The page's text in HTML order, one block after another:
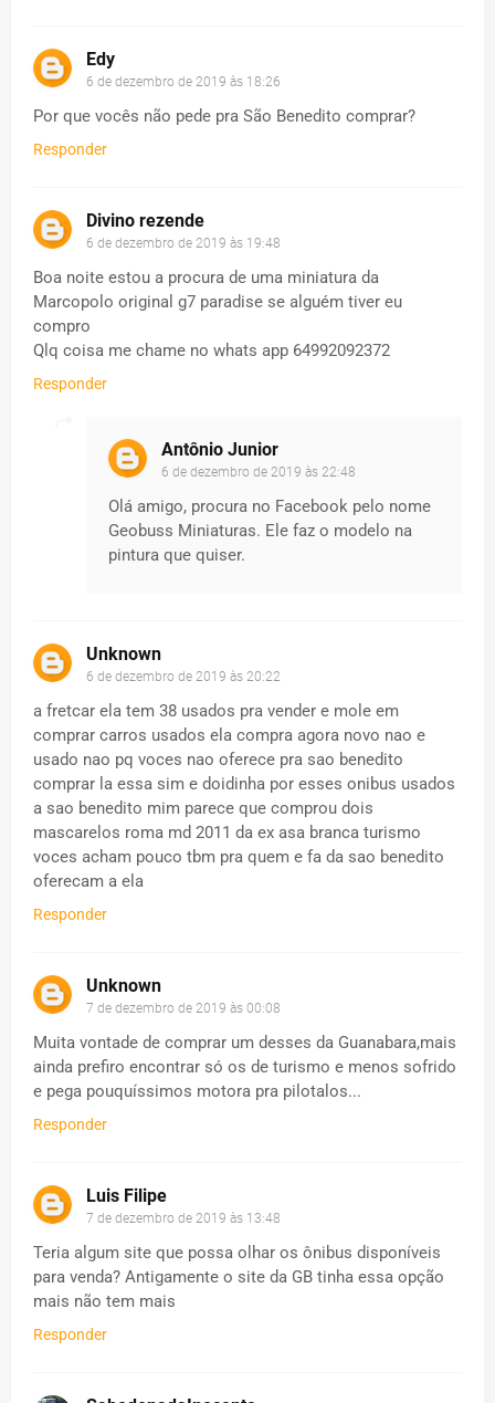
Edy
6 de dezembro de 2019 às 18:26
Por que vocês não pede pra São Benedito comprar?
Responder
Divino rezende
6 de dezembro de 2019 às 19:48
Boa noite estou a procura de uma miniatura da
Marcopolo original g7 paradise se alguém tiver eu
compro
Qlq coisa me chame no whats app 64992092372
Responder
Antônio Junior
6 de dezembro de 2019 às 22:48
Olá amigo, procura no Facebook pelo nome
Geobuss Miniaturas. Ele faz o modelo na
pintura que quiser.
Unknown
6 de dezembro de 2019 às 20:22
a fretcar ela tem 38 usados pra vender e mole em
comprar carros usados ela compra agora novo nao e
usado nao pq voces nao oferece pra sao benedito
comprar la essa sim e doidinha por esses onibus usados
a sao benedito mim parece que comprou dois
mascarelos roma md 2011 da ex asa branca turismo
voces acham pouco tbm pra quem e fa da sao benedito
oferecam a ela
Responder
Unknown
7 de dezembro de 2019 às 00:08
Muita vontade de comprar um desses da Guanabara,mais
ainda prefiro encontrar só os de turismo e menos sofrido
e pega pouquíssimos motora pra pilotalos...
Responder
Luis Filipe
7 de dezembro de 2019 às 13:48
Teria algum site que possa olhar os ônibus disponíveis
para venda? Antigamente o site da GB tinha essa opção
mais não tem mais
Responder